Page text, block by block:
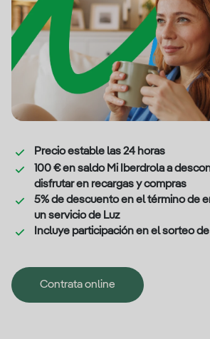
Precio estable las 24 horas
100 € en saldo Mi Iberdrola a
disfrutar en recargas y compras
5% de descuento en el término de
un servicio de Luz
Incluye participación en el sorteo
Contrata online